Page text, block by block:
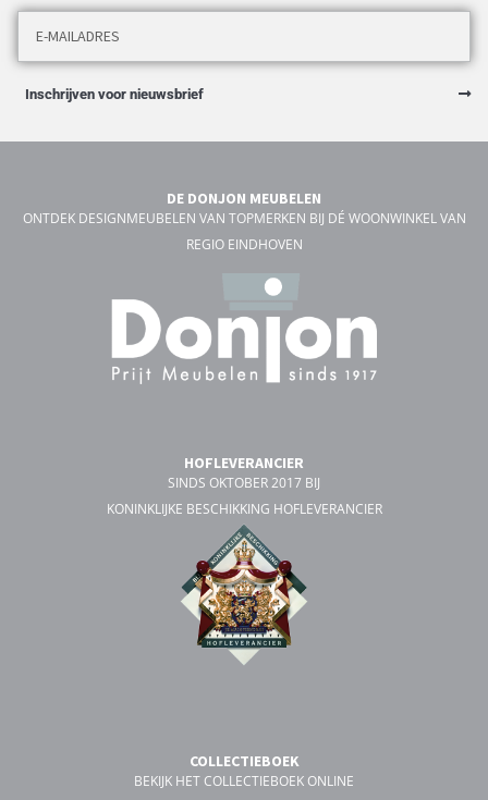
Inschrijven voor nieuwsbrief
DE DONJON MEUBELEN
ONTDEK DESIGNMEUBELEN VAN TOPMERKEN BIJ DÉ WOONWINKEL VAN
REGIO EINDHOVEN
HOFLEVERANCIER
SINDS OKTOBER 2017 BIJ
KONINKLIJKE BESCHIKKING HOFLEVERANCIER
COLLECTIEBOEK
BEKIJK HET COLLECTIEBOEK ONLINE